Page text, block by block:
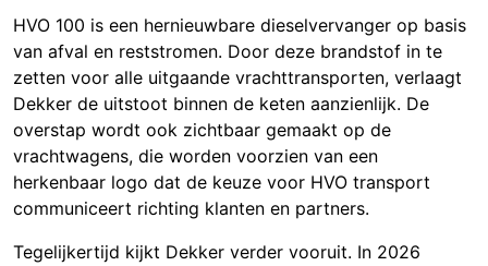
HVO 100 is een hernieuwbare dieselvervanger op basis
van afval en reststromen. Door deze brandstof in te
zetten voor alle uitgaande vrachttransporten, verlaagt
Dekker de uitstoot binnen de keten aanzienlijk. De
overstap wordt ook zichtbaar gemaakt op de
vrachtwagens, die worden voorzien van een
herkenbaar logo dat de keuze voor HVO transport
communiceert richting klanten en partners.
Tegelijkertijd kijkt Dekker verder vooruit. In 2026